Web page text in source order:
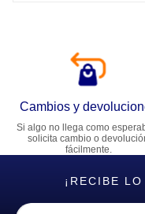
Cambios y
Si algo no llega como
solicita cambio o
fácilmente.
¡RECIBE